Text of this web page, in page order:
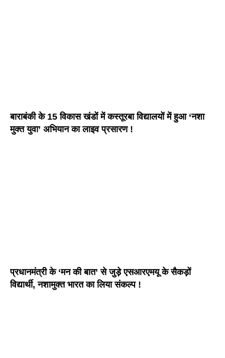
बाराबंकी के 15 विकास खंडों में कस्तूरबा विद्यालयों में हुआ ‘नशा
मुक्त युवा’ अभियान का लाइव प्रसारण !
प्रधानमंत्री के ‘मन की बात’ से जुड़े एसआरएमयू के सैकड़ों
विद्यार्थी, नशामुक्त भारत का लिया संकल्प !